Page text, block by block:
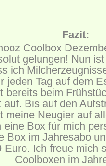
Fazit:
Coolbox
gelungen! Nun
ich
jeden Tag auf dem
bereits beim
auf. Bis auf den
meine Neugier auf
eine Box für mich
Box im Jahresabo
Euro. Ich freue mich
Coolboxen im